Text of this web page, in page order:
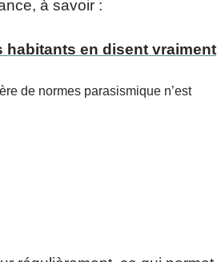
à savoir :
habitants en disent vraiment
de normes parasismique n’est